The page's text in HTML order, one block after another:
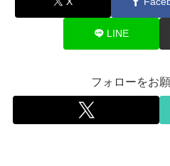
LINE
フォローをお